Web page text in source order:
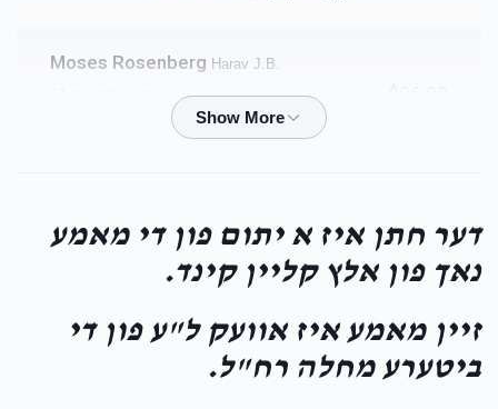
Moses Rosenberg Harav J.B.
hatzlucha besires toives
11 months ago $25.00
דער חתן איז א יתום פון די מאמע
נאך פון אלץ קליין קינד.
זיין מאמע איז אוועק ל"ע פון די
ביטערע מחלה רח"ל.